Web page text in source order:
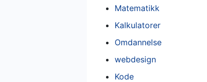
Matematikk
Kalkulatorer
Omdannelse
webdesign
Kode